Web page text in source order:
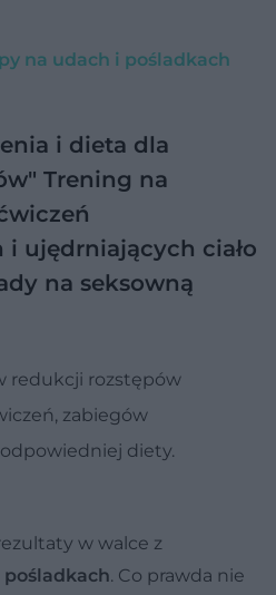
na udach i pośladkach
i dieta dla
Trening na
ujędrniających ciało
na seksowną
redukcji rozstępów
zabiegów
diety.
w walce z
. Co prawda nie